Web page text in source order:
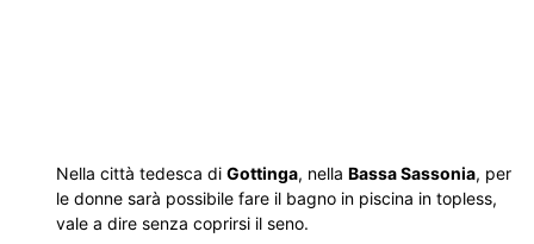
Nella città tedesca di Gottinga, nella Bassa Sassonia, per
le donne sarà possibile fare il bagno in piscina in topless,
vale a dire senza coprirsi il seno.